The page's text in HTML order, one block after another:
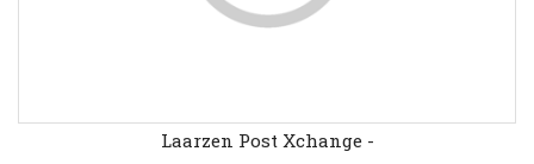
Laarzen Post Xchange -